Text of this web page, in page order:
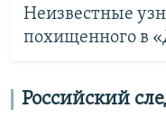
Неизвестные
похищенного в
Российский